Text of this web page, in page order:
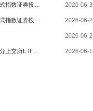
华夏中证港股通互联网交易型开放式指数证券投资基金基金产品资料概要更新 2026-06-
华夏中证港股通互联网交易型开放式指数证券投资基金暂停申购、赎回业务的公告 2026-06-
2026-06-
华夏基金管理有限公司关于旗下部分上交所ETF新增华源证券股份有限公司为申购赎回代办证券公司的公告 2026-06-